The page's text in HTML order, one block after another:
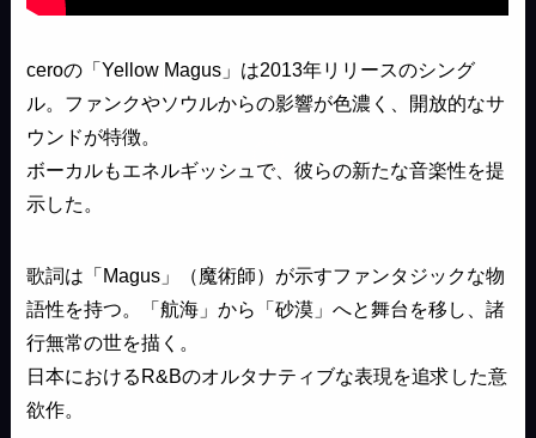
ceroの「Yellow Magus」は2013年リリースのシング
ル。ファンクやソウルからの影響が色濃く、開放的なサ
ウンドが特徴。
ボーカルもエネルギッシュで、彼らの新たな音楽性を提
示した。
歌詞は「Magus」（魔術師）が示すファンタジックな物
語性を持つ。「航海」から「砂漠」へと舞台を移し、諸
行無常の世を描く。
日本におけるR&Bのオルタナティブな表現を追求した意
欲作。